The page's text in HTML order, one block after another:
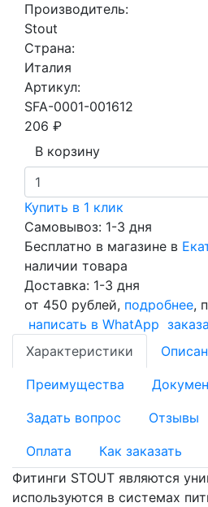
Производитель:
Stout
Страна:
Италия
Артикул:
SFA-0001-001612
206 ₽
В корзину
Купить в 1 клик
Самовывоз: 1-3 дня
Бесплатно в магазине в
наличии товара
Доставка: 1-3 дня
от 450 рублей, подробнее,
написать в WhatApp
Характеристики
Преимущества
Задать вопрос Отзывы
Оплата
Как заказать
Фитинги STOUT являются
используются в системах